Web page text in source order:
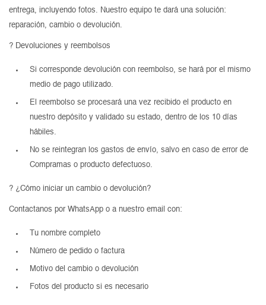
entrega, incluyendo fotos. Nuestro equipo te dará una solución:
reparación, cambio o devolución.
? Devoluciones y reembolsos
Si corresponde devolución con reembolso, se hará por el mismo
medio de pago utilizado.
El reembolso se procesará una vez recibido el producto en
nuestro depósito y validado su estado, dentro de los 10 días
hábiles.
No se reintegran los gastos de envío, salvo en caso de error de
Compramas o producto defectuoso.
? ¿Cómo iniciar un cambio o devolución?
Contactanos por WhatsApp o a nuestro email con:
Tu nombre completo
Número de pedido o factura
Motivo del cambio o devolución
Fotos del producto si es necesario